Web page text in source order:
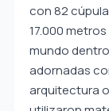
con 82
17.000
mundo
adornadas
arquitectura